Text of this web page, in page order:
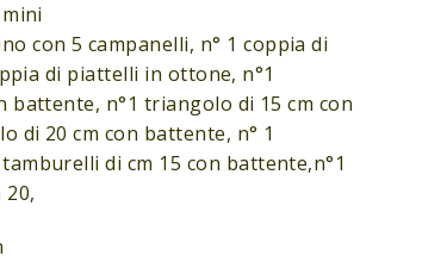
con 5 campanelli, n° 1 coppia di
di piattelli in ottone, n°1
battente, n°1 triangolo di 15 cm con
di 20 cm con battente, n° 1
di cm 15 con battente,n°1